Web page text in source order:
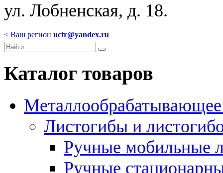
ул. Лобненская, д. 18.
< Ваш регион uctr@yandex.ru
Каталог товаров
Металлообрабатывающее
Листогибы и
Ручные мобильные
Ручные